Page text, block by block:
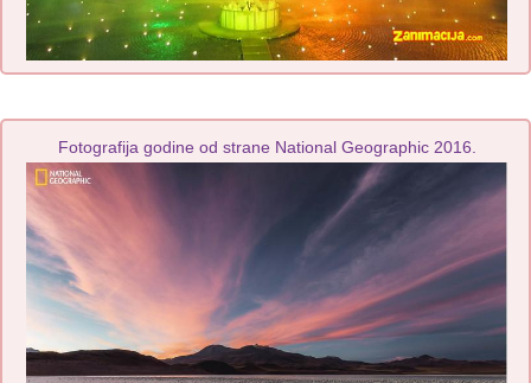
Fotografija godine od strane National Geographic 2016.